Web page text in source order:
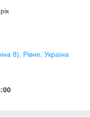
8), Рівне, Україна